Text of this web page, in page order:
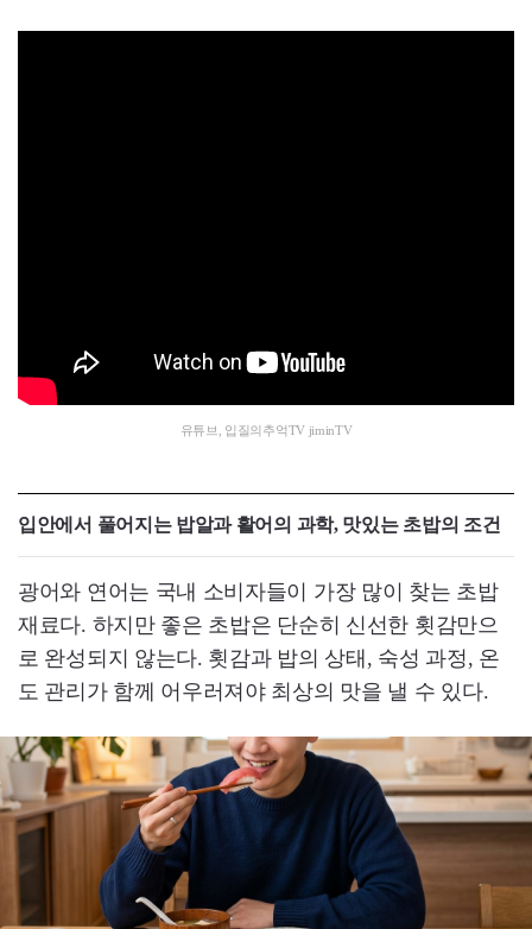
유튜브, 입질의추억TV jiminTV
입안에서 풀어지는 밥알과 활어의 과학, 맛있는 초밥의 조건
광어와 연어는 국내 소비자들이 가장 많이 찾는 초밥
재료다. 하지만 좋은 초밥은 단순히 신선한 횟감만으
로 완성되지 않는다. 횟감과 밥의 상태, 숙성 과정, 온
도 관리가 함께 어우러져야 최상의 맛을 낼 수 있다.